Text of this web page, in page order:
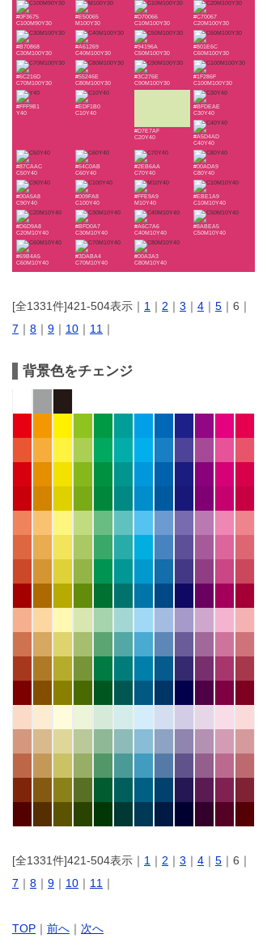
#0F3675
C100M90Y30
#E50065
M100Y30
#D70066
C10M100Y30
#C70067
C20M100Y30
#B70868
C30M100Y30
#A61269
C40M100Y30
#94196A
C50M100Y30
#801E6C
C60M100Y30
#6C216D
C70M100Y30
#55246E
C80M100Y30
#3C276E
C90M100Y30
#1F286F
C100M100Y30
#FFF9B1
Y40
#EDF1B0
C10Y40
#D7E7AF
C20Y40
#BFDEAE
C30Y40
#A5D4AD
C40Y40
#87CAAC
C50Y40
#64C0AB
C60Y40
#2EB6AA
C70Y40
#00ADA9
C80Y40
#00A5A8
C90Y40
#009FA8
C100Y40
#FFE9A9
M10Y40
#EBE1A9
C10M10Y40
#D6D9A8
C20M10Y40
#BFD0A7
C30M10Y40
#A6C7A6
C40M10Y40
#8ABEA5
C50M10Y40
#69B4A5
C60M10Y40
#3DABA4
C70M10Y40
#00A3A3
C80M10Y40
[全1331件]421-504表示｜ 1 ｜ 2 ｜ 3 ｜ 4 ｜ 5 ｜6｜
7 ｜ 8 ｜ 9 ｜ 10 ｜ 11 ｜
背景色をチェンジ
[全1331件]421-504表示｜ 1 ｜ 2 ｜ 3 ｜ 4 ｜ 5 ｜6｜
7 ｜ 8 ｜ 9 ｜ 10 ｜ 11 ｜
TOP ｜ 前へ ｜ 次へ